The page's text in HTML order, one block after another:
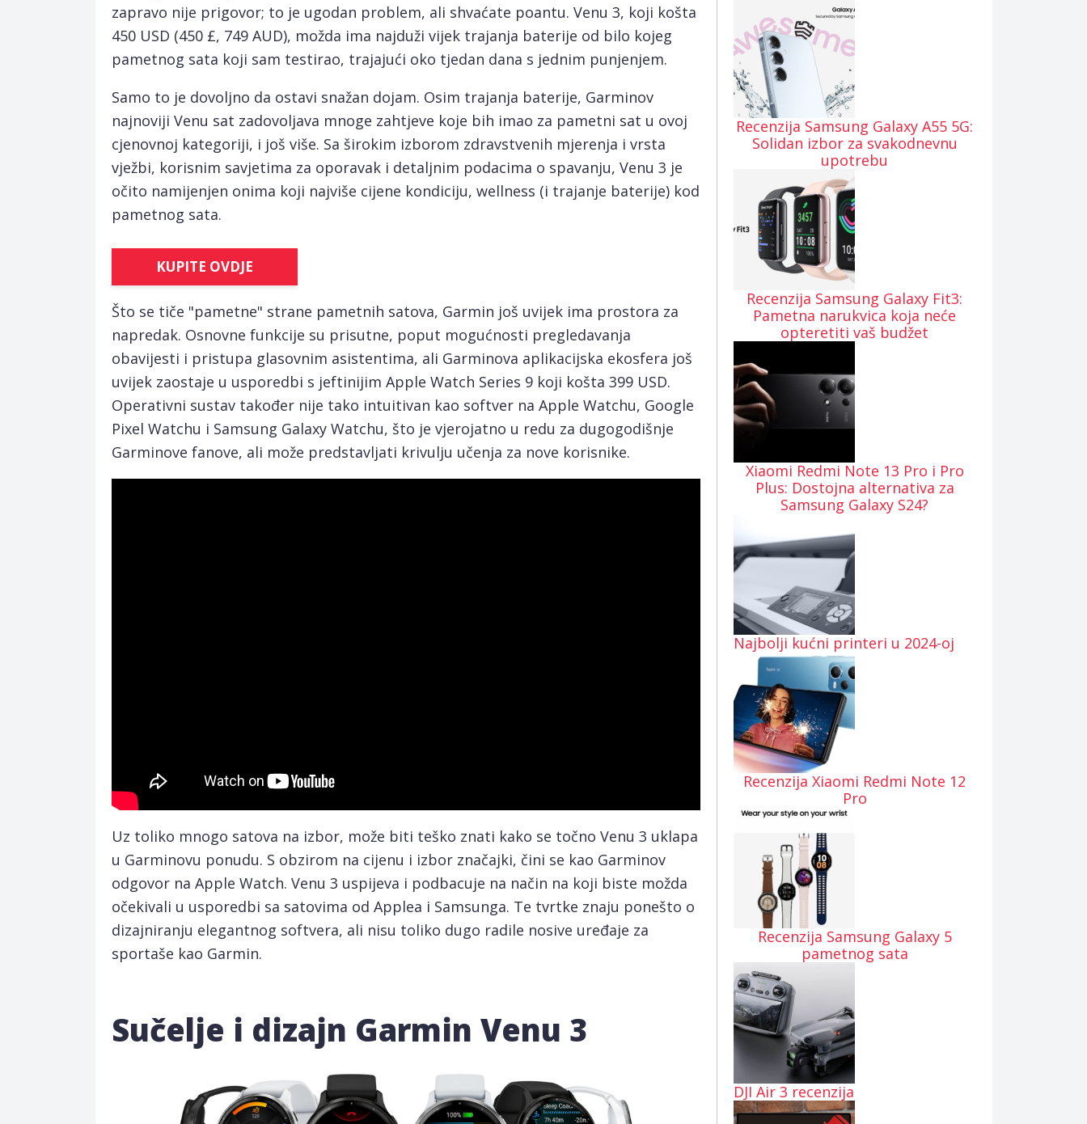
zapravo nije prigovor; to je ugodan problem, ali shvaćate poantu. Venu 3, koji košta
450 USD (450 £, 749 AUD), možda ima najduži vijek trajanja baterije od bilo kojeg
pametnog sata koji sam testirao, trajajući oko tjedan dana s jednim punjenjem.
Samo to je dovoljno da ostavi snažan dojam. Osim trajanja baterije, Garminov
najnoviji Venu sat zadovoljava mnoge zahtjeve koje bih imao za pametni sat u ovoj
cjenovnoj kategoriji, i još više. Sa širokim izborom zdravstvenih mjerenja i vrsta
vježbi, korisnim savjetima za oporavak i detaljnim podacima o spavanju, Venu 3 je
očito namijenjen onima koji najviše cijene kondiciju, wellness (i trajanje baterije) kod
pametnog sata.
KUPITE OVDJE
Što se tiče "pametne" strane pametnih satova, Garmin još uvijek ima prostora za
napredak. Osnovne funkcije su prisutne, poput mogućnosti pregledavanja
obavijesti i pristupa glasovnim asistentima, ali Garminova aplikacijska ekosfera još
uvijek zaostaje u usporedbi s jeftinijim Apple Watch Series 9 koji košta 399 USD.
Operativni sustav također nije tako intuitivan kao softver na Apple Watchu, Google
Pixel Watchu i Samsung Galaxy Watchu, što je vjerojatno u redu za dugogodišnje
Garminove fanove, ali može predstavljati krivulju učenja za nove korisnike.
Uz toliko mnogo satova na izbor, može biti teško znati kako se točno Venu 3 uklapa
u Garminovu ponudu. S obzirom na cijenu i izbor značajki, čini se kao Garminov
odgovor na Apple Watch. Venu 3 uspijeva i podbacuje na način na koji biste možda
očekivali u usporedbi sa satovima od Applea i Samsunga. Te tvrtke znaju ponešto o
dizajniranju elegantnog softvera, ali nisu toliko dugo radile nosive uređaje za
sportaše kao Garmin.
Sučelje i dizajn Garmin Venu 3
Recenzija Samsung Galaxy A55 5G:
Solidan izbor za svakodnevnu
upotrebu
Recenzija Samsung Galaxy Fit3:
Pametna narukvica koja neće
opteretiti vaš budžet
Xiaomi Redmi Note 13 Pro i Pro
Plus: Dostojna alternativa za
Samsung Galaxy S24?
Najbolji kućni printeri u 2024-oj
Recenzija Xiaomi Redmi Note 12
Pro
Recenzija Samsung Galaxy 5
pametnog sata
DJI Air 3 recenzija